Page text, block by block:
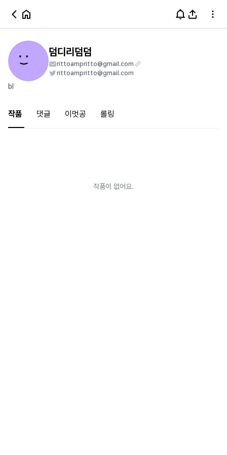
덤디리덤덤
rittoampritto@gmail.com
rittoampritto@gmail.com
bl
작품 댓글 이멋공 롤링
작품이 없어요.